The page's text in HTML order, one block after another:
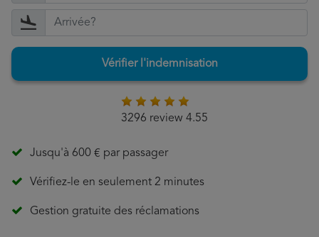
Vérifier l'indemnisation
3296 review 4.55
Jusqu'à 600 € par passager
Vérifiez-le en seulement 2 minutes
Gestion gratuite des réclamations